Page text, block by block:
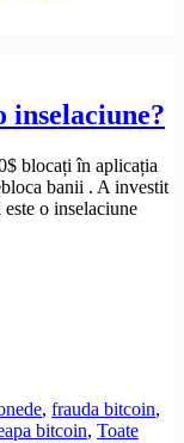
inselaciune?
blocați în aplicația
banii . A investit
o inselaciune
, frauda bitcoin,
bitcoin, Toate